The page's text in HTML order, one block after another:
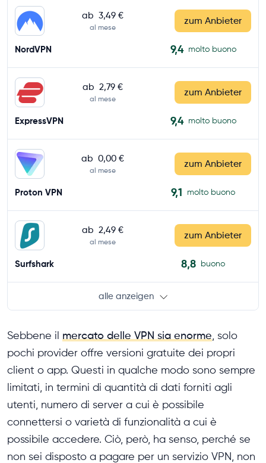
ab 3,49 €
al mese
zum Anbieter
NordVPN 9,4 molto buono
ab 2,79 €
al mese
zum Anbieter
ExpressVPN 9,4 molto buono
ab 0,00 €
al mese
zum Anbieter
Proton VPN 9,1 molto buono
ab 2,49 €
al mese
zum Anbieter
Surfshark 8,8 buono
alle anzeigen
Sebbene il mercato delle VPN sia enorme, solo
pochi provider offre versioni gratuite dei propri
client o app. Questi in qualche modo sono sempre
limitati, in termini di quantità di dati forniti agli
utenti, numero di server a cui è possibile
connettersi o varietà di funzionalità a cui è
possibile accedere. Ciò, però, ha senso, perché se
non sei disposto a pagare per un servizio VPN, non